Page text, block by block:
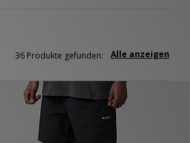
Alle anzeigen
36 Produkte gefunden: